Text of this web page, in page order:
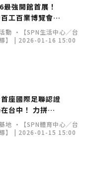
與仁寶攜手「送藥機
運動公園全新戲水區
縣推「沉浸式角色扮
人全台放電
假深度旅遊新亮點
台中星燃計畫」啟
衛院特展登場 手機
務丹野智文抗病13
生命淚水
全球專家會議臺北
鎮」 交通與醫療跨
庄媽三媽首度齊巡逢
第3勝！宰制力複製
承
合大文山友善食農與地方創生
Rathenau師生
工業實作
列活動本周六起兩地
藝」成果展 導覽小
萬人次 「天空綠
民運動館竣工
啟動全齡運動熱
地 •【SPN體育中心／台
】 | 2026-02-02 12:00
銷破710億創紀
神級賽季接力
壇熱潮
勢 •【SPN體育中心／綜
】 | 2026-01-21 16:00
最強開館首展！
工百業博覽會盛
入潮湧入七大
動 •【SPN生活中心／台
】 | 2026-01-16 15:00
座國際足聯認證
台中！ 力拼年
地 •【SPN體育中心／台
】 | 2026-01-15 15:00
華麗轉身！ 打
最美「黃金海
親海、自行車、
景一網打盡
光 •【SPN生活中心／綜
】 | 2025-12-26 12:00
競新浪潮！
全國大賽總決賽
菸 AI、虛擬運
人焦點！
勢 •【SPN產業中心／綜
】 | 2025-12-13 16:00
會支持大勇國小
動 | 2025-09-10 18:05
負使命推動臺灣
未來
勢 •記者翁清雅／台北報
09-09 13:50
跑擁抱親子時光
蒂和酷洛米一同
福！」
動 •記者翁清雅／臺中報
08-24 00:00
馬拉松 2026』
力再現 全球跑
盛舉！
動 •SPN體壇脈動綜合報
08-21 00:00
棒球夏令營
勢 •記者翁清雅／台中報
07-29 00:00
LLB及PONY 經
，張廖萬堅牽線
款百萬解燃眉之
勢 •記者翁清雅／台中報
07-21 00:00